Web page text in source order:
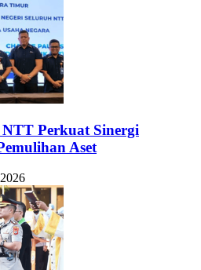
Perkuat Sinergi
Aset